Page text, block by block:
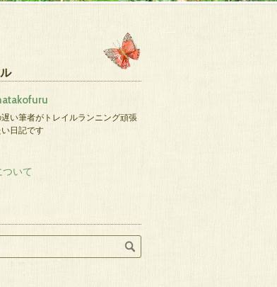
遅い筆者がトレイルランニング頑張
い日記です
ついて